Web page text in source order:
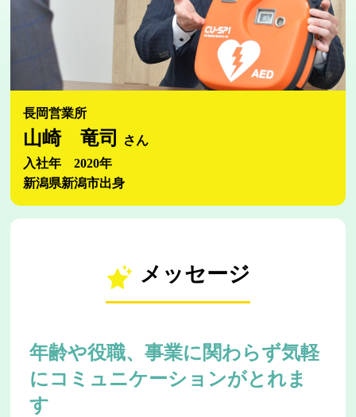
長岡営業所
山崎 竜司
さん
入社年 2020年
新潟県新潟市出身
メッセージ
年齢や役職、事業に関わらず気軽
にコミュニケーションがとれま
す